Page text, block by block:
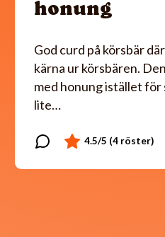
honung
God curd på körsbär
kärna ur körsbären.
med honung istället för
lite…